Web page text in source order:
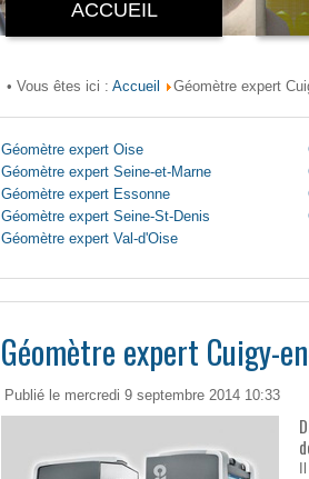
ACCUEIL
• Vous êtes ici : Accueil Géomètre expert
Géomètre expert Oise
Géomètre expert Seine-et-Marne
Géomètre expert Essonne
Géomètre expert Seine-St-Denis
Géomètre expert Val-d'Oise
Géomètre expert Cuigy-
Publié le mercredi 9 septembre 2014 10:33